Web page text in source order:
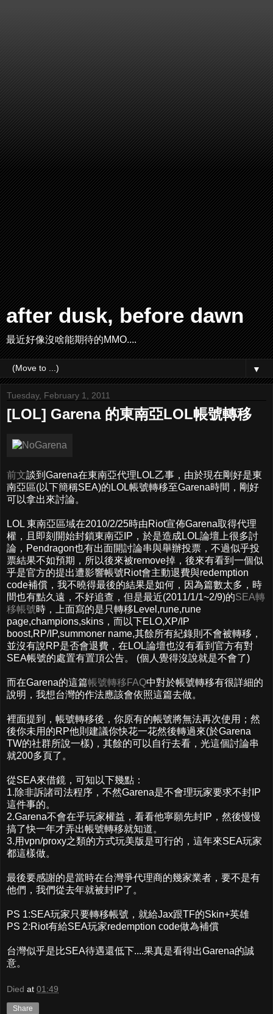
after dusk, before dawn
最近好像沒啥能期待的MMO....
▼
Tuesday, February 1, 2011
[LOL] Garena 的東南亞LOL帳號轉移
前文談到Garena在東南亞代理LOL乙事，由於現在剛好是東
南亞區(以下簡稱SEA)的LOL帳號轉移至Garena時間，剛好
可以拿出來討論。
LOL 東南亞區域在2010/2/25時由Riot宣佈Garena取得代理
權，且即刻開始封鎖東南亞IP，於是造成LOL論壇上很多討
論，Pendragon也有出面開討論串與舉辦投票，不過似乎投
票結果不如預期，所以後來被remove掉，後來有看到一個似
乎是官方的提出遭影響帳號Riot會主動退費與redemption
code補償，我不曉得最後的結果是如何，因為篇數太多，時
間也有點久遠，不好追查，但是最近(2011/1/1~2/9)的SEA轉
移帳號時，上面寫的是只轉移Level,rune,rune
page,champions,skins，而以下ELO,XP/IP
boost,RP/IP,summoner name,其餘所有紀錄則不會被轉移，
並沒有說RP是否會退費，在LOL論壇也沒有看到官方有對
SEA帳號的處置有置頂公告。 (個人覺得沒說就是不會了)
而在Garena的這篇帳號轉移FAQ中對於帳號轉移有很詳細的
說明，我想台灣的作法應該會依照這篇去做。
裡面提到，帳號轉移後，你原有的帳號將無法再次使用；然
後你未用的RP他則建議你快花一花然後轉過來(於Garena
TW的社群所說一樣)，其餘的可以自行去看，光這個討論串
就200多頁了。
從SEA來借鏡，可知以下幾點：
1.除非訴諸司法程序，不然Garena是不會理玩家要求不封IP
這件事的。
2.Garena不會在乎玩家權益，看看他寧願先封IP，然後慢慢
搞了快一年才弄出帳號轉移就知道。
3.用vpn/proxy之類的方式玩美版是可行的，這年來SEA玩家
都這樣做。
最後要感謝的是當時在台灣爭代理商的幾家業者，要不是有
他們，我們從去年就被封IP了。
PS 1:SEA玩家只要轉移帳號，就給Jax跟TF的Skin+英雄
PS 2:Riot有給SEA玩家redemption code做為補償
台灣似乎是比SEA待遇還低下....果真是看得出Garena的誠
意。
Died at 01:49
Share